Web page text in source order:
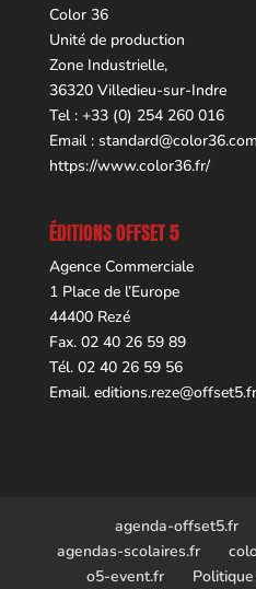
Color 36
Unité de production
Zone Industrielle,
36320 Villedieu-sur-Indre
Tel : +33 (0) 254 260 016
Email : standard@color36.com
https://www.color36.fr/
ÉDITIONS OFFSET 5
Agence Commerciale
1 Place de l’Europe
44400 Rezé
Fax. 02 40 26 59 89
Tél. 02 40 26 59 56
Email. editions.reze@offset5.fr
agenda-offset5.fr
agendas-scolaires.fr
o5-event.fr